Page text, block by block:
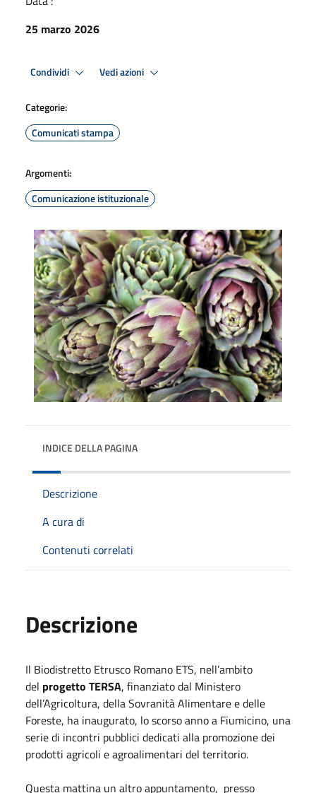
25 marzo 2026
Condividi Vedi azioni
Categorie:
Comunicati stampa
Argomenti:
Comunicazione istituzionale
INDICE DELLA PAGINA
Descrizione
A cura di
Contenuti correlati
Descrizione
Il Biodistretto Etrusco Romano ETS, nell’ambito
del progetto TERSA, finanziato dal Ministero
dell’Agricoltura, della Sovranità Alimentare e delle
Foreste, ha inaugurato, lo scorso anno a Fiumicino, una
serie di incontri pubblici dedicati alla promozione dei
prodotti agricoli e agroalimentari del territorio.
Questa mattina un altro appuntamento, presso